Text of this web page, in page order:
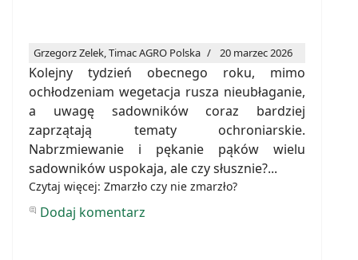
Grzegorz Zelek, Timac AGRO Polska 20 marzec 2026
Kolejny tydzień obecnego roku, mimo
ochłodzeniam wegetacja rusza nieubłaganie,
a uwagę sadowników coraz bardziej
zaprzątają tematy ochroniarskie.
Nabrzmiewanie i pękanie pąków wielu
sadowników uspokaja, ale czy słusznie?...
Czytaj więcej: Zmarzło czy nie zmarzło?
Dodaj komentarz